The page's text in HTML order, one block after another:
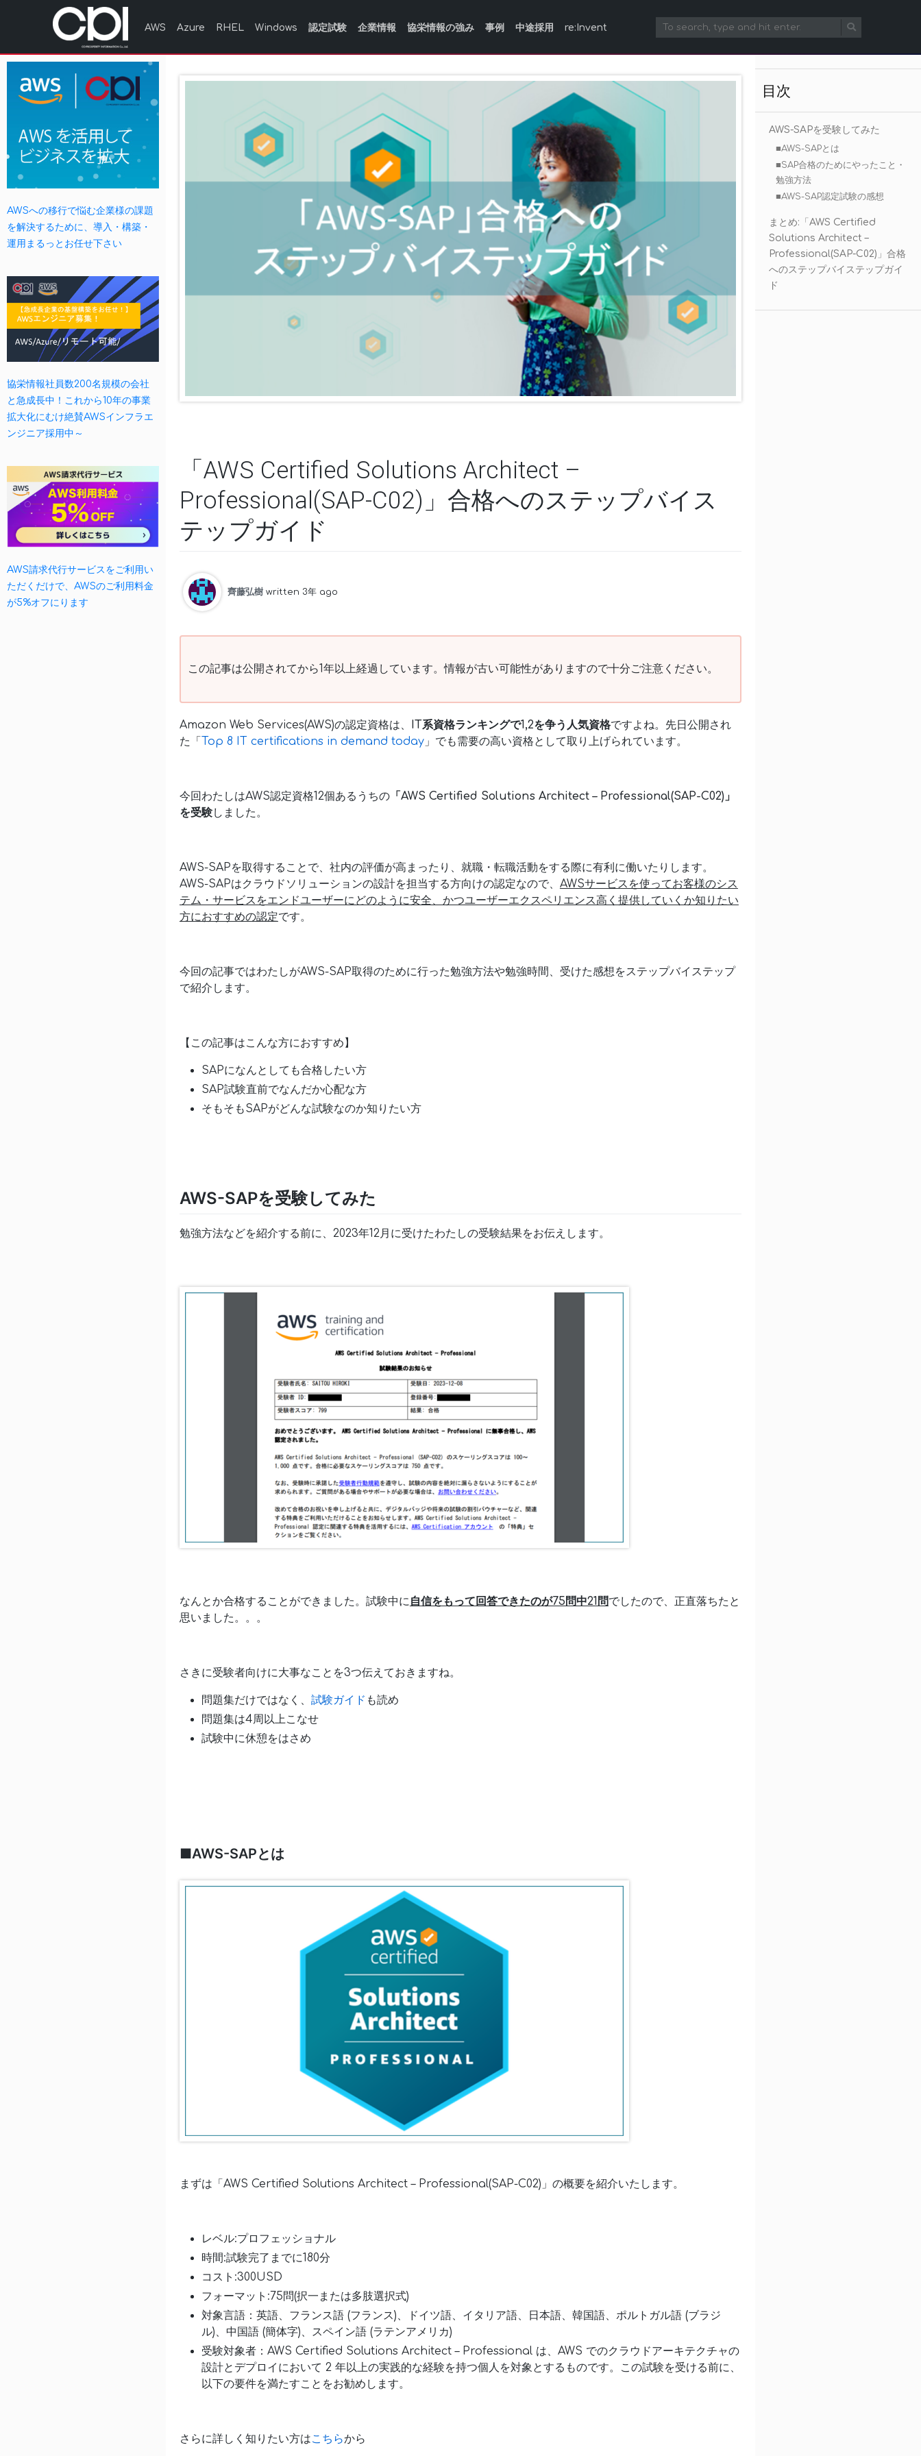
AWS Azure RHEL Windows 認定試験 企業情報 協栄情報の強み 事例 中途採用 re:Invent
AWSへの移行で悩む企業様の課題
を解決するために、導入・構築・
運用まるっとお任せ下さい
協栄情報社員数200名規模の会社
と急成長中！これから10年の事業
拡大化にむけ絶賛AWSインフラエ
ンジニア採用中～
AWS請求代行サービスをご利用い
ただくだけで、AWSのご利用料金
が5%オフにります
「AWS Certified Solutions Architect –
Professional(SAP-C02)」合格へのステップバイス
テップガイド
齊藤弘樹 written 3年 ago
この記事は公開されてから1年以上経過しています。情報が古い可能性がありますので十分ご注意ください。
Amazon Web Services(AWS)の認定資格は、 IT系資格ランキングで1,2を争う人気資格ですよね。先日公開され
た「 Top 8 IT certifications in demand today」でも需要の高い資格として取り上げられています。
今回わたしはAWS認定資格12個あるうちの「AWS Certified Solutions Architect – Professional(SAP-C02)」
を受験しました。
AWS-SAPを取得することで、社内の評価が高まったり、就職・転職活動をする際に有利に働いたりします。
AWS-SAPはクラウドソリューションの設計を担当する方向けの認定なので、 AWSサービスを使ってお客様のシス
テム・サービスをエンドユーザーにどのように安全、かつユーザーエクスペリエンス高く提供していくか知りたい
方におすすめの認定です。
今回の記事ではわたしがAWS-SAP取得のために行った勉強方法や勉強時間、受けた感想をステップバイステップ
で紹介します。
【この記事はこんな方におすすめ】
SAPになんとしても合格したい方
SAP試験直前でなんだか心配な方
そもそもSAPがどんな試験なのか知りたい方
AWS-SAPを受験してみた
勉強方法などを紹介する前に、2023年12月に受けたわたしの受験結果をお伝えします。
なんとか合格することができました。試験中に自信をもって回答できたのが75問中21問でしたので、正直落ちたと
思いました。。。
さきに受験者向けに大事なことを3つ伝えておきますね。
問題集だけではなく、 試験ガイド も読め
問題集は4周以上こなせ
試験中に休憩をはさめ
■AWS-SAPとは
まずは「AWS Certified Solutions Architect – Professional(SAP-C02)」の概要を紹介いたします。
レベル:プロフェッショナル
時間:試験完了までに180分
コスト:300USD
フォーマット:75問(択一または多肢選択式)
対象言語：英語、フランス語 (フランス)、ドイツ語、イタリア語、日本語、韓国語、ポルトガル語 (ブラジ
ル)、中国語 (簡体字)、スペイン語 (ラテンアメリカ)
受験対象者：AWS Certified Solutions Architect – Professional は、AWS でのクラウドアーキテクチャの
設計とデプロイにおいて 2 年以上の実践的な経験を持つ個人を対象とするものです。この試験を受ける前に、
以下の要件を満たすことをお勧めします。
さらに詳しく知りたい方はこちらから
目次
AWS-SAPを受験してみた
■AWS-SAPとは
■SAP合格のためにやったこと・
勉強方法
■AWS-SAP認定試験の感想
まとめ:「AWS Certified
Solutions Architect –
Professional(SAP-C02)」合格
へのステップバイステップガイ
ド